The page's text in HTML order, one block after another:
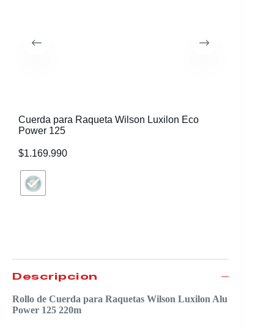
Cuerda para Raqueta Wilson Luxilon Eco
Power 125
$1.169.990
Descripción
Rollo de Cuerda para Raquetas Wilson Luxilon Alu
Power 125 220m